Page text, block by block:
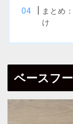
まとめ
け
ベースフ